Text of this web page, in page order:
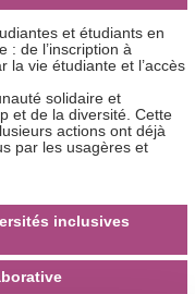
et étudiants en
: de l’inscription à
la vie étudiante et l’accès
solidaire et
et de la diversité. Cette
actions ont déjà
par les usagères et
inclusives